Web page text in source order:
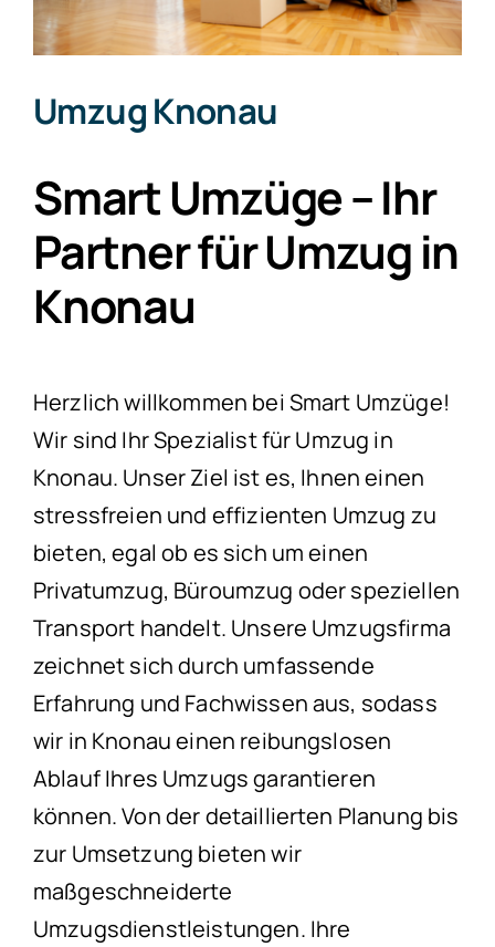
Umzug Knonau
Smart Umzüge – Ihr
Partner für Umzug in
Knonau
Herzlich willkommen bei Smart Umzüge!
Wir sind Ihr Spezialist für Umzug in
Knonau. Unser Ziel ist es, Ihnen einen
stressfreien und effizienten Umzug zu
bieten, egal ob es sich um einen
Privatumzug, Büroumzug oder speziellen
Transport handelt. Unsere Umzugsfirma
zeichnet sich durch umfassende
Erfahrung und Fachwissen aus, sodass
wir in Knonau einen reibungslosen
Ablauf Ihres Umzugs garantieren
können. Von der detaillierten Planung bis
zur Umsetzung bieten wir
maßgeschneiderte
Umzugsdienstleistungen. Ihre